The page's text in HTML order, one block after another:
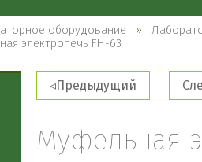
оборудование
электропечь FH-63
Предыдущий
Муфельная